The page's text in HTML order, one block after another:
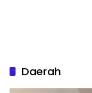
Daerah